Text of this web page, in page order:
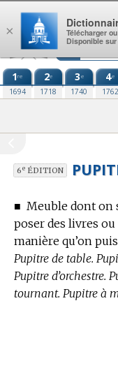
Aller au contenu
1re
1694
2e
1718
3e
1740
4e
1762
6eÉDITION
■ Meuble dont on
poser des livres ou
manière qu’on
Pupitre de table.
Pupitre d’orchestre.
tournant. Pupitre à
×
Télécharger
Disponible